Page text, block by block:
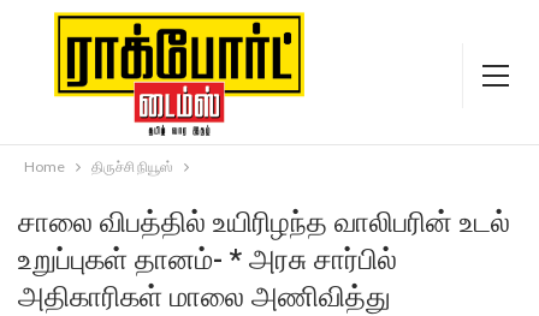
Home திருச்சி நியூஸ்
சாலை விபத்தில் உயிரிழந்த வாலிபரின் உடல்
உறுப்புகள் தானம்- * அரசு சார்பில்
அதிகாரிகள் மாலை அணிவித்து